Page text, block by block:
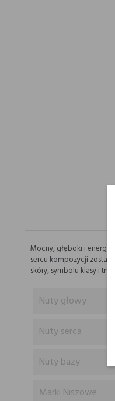
Mocny, głęboki i
sercu kompozycji
skóry, symbolu klasy i
Nuty głowy
Nuty serca
Nuty bazy
Marki Niszowe